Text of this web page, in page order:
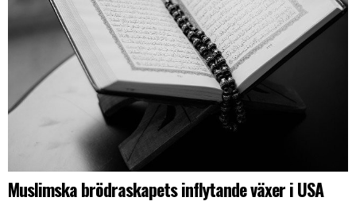
Muslimska brödraskapets inflytande växer i USA